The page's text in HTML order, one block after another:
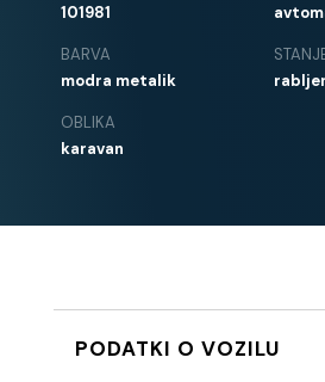
101981
BARVA
modra metalik
OBLIKA
karavan
PODATKI O VOZILU